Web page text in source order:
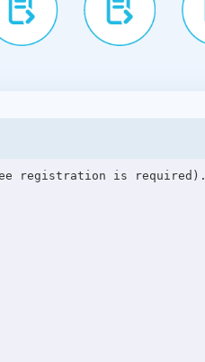
registration is required).